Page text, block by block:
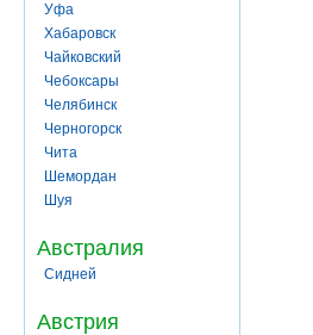
Уфа
Хабаровск
Чайковский
Чебоксары
Челябинск
Черногорск
Чита
Шемордан
Шуя
Австралия
Сидней
Австрия